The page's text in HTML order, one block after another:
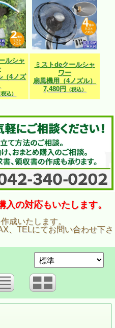
ルシャ
（4ノズ
税込）
ミストdeクールシャ
ワー
扇風機用（4ノズル）
7,480円 （税込）
の対応もいたします。
成いたします。
、TELにてお問い合わせ下さ